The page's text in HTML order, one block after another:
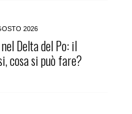
2026
Delta del Po: il
cosa si può fare?